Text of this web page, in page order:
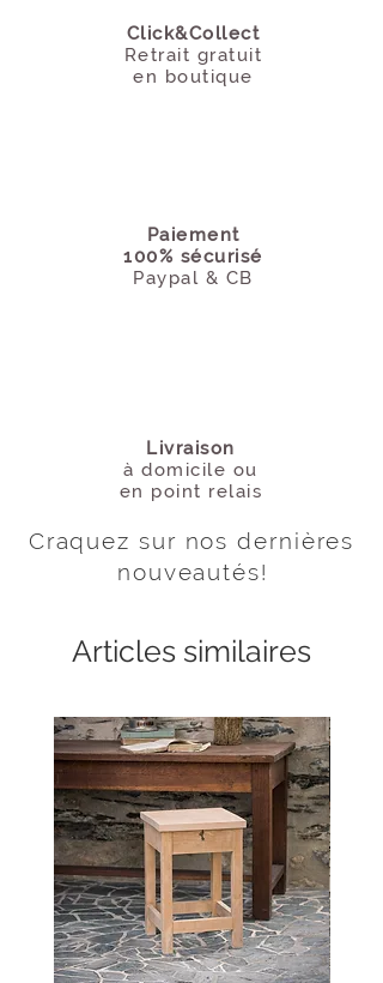
Click&Collect
Retrait gratuit
en boutique
Paiement
100% sécurisé
Paypal & CB
Livraison
à domicile ou
en point relais
Craquez sur nos dernières
nouveautés!
Articles similaires